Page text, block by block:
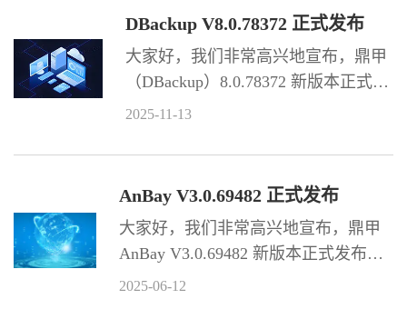
DBackup V8.0.78372 正式发布
大家好，我们非常高兴地宣布，鼎甲
（DBackup）8.0.78372 新版本正式发
布了！此版本新增超过 80 项功能特
优化部分功能。
2025-11-13
AnBay V3.0.69482 正式发布
大家好，我们非常高兴地宣布，鼎甲
AnBay V3.0.69482 新版本正式发布！
本次版本新增 6 项功能特性，新增 2
2025-06-12